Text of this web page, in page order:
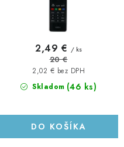
Skladom (46 ks)
2,02 € bez DPH
2,49 € / ks
20 €
DO KOŠÍKA